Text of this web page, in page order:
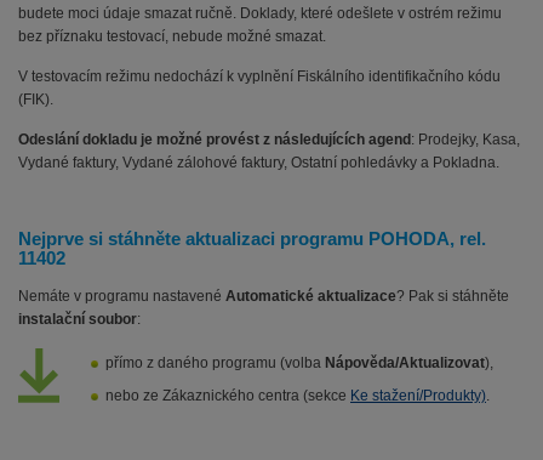
budete moci údaje smazat ručně. Doklady, které odešlete v ostrém režimu
bez příznaku testovací, nebude možné smazat.
V testovacím režimu nedochází k vyplnění Fiskálního identifikačního kódu
(FIK).
Odeslání dokladu je možné provést z následujících agend : Prodejky, Kasa,
Vydané faktury, Vydané zálohové faktury, Ostatní pohledávky a Pokladna.
Nejprve si stáhněte aktualizaci programu POHODA, rel.
11402
Nemáte v programu nastavené Automatické aktualizace? Pak si stáhněte
instalační soubor:
přímo z daného programu (volba Nápověda/Aktualizovat),
nebo ze Zákaznického centra (sekce Ke stažení/Produkty).